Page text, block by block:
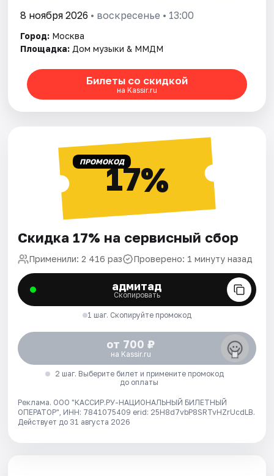
8 ноября 2026 • воскресенье • 13:00
Город: Москва
Площадка: Дом музыки & ММДМ
Билеты со скидкой
на Kassir.ru
ПРОМОКОД17%
Скидка 17% на сервисный сбор
Применили: 2 416 раз Проверено: 1 минуту назад
адмитад
Скопировать
1 шаг. Скопируйте промокод
от 700 ₽
на Kassir.ru
2 шаг. Выберите билет и примените промокод
до оплаты
Реклама. ООО "КАССИР.РУ-НАЦИОНАЛЬНЫЙ БИЛЕТНЫЙ
ОПЕРАТОР", ИНН: 7841075409 erid: 25H8d7vbP8SRTvHZrUcdLB.
Действует до 31 августа 2026